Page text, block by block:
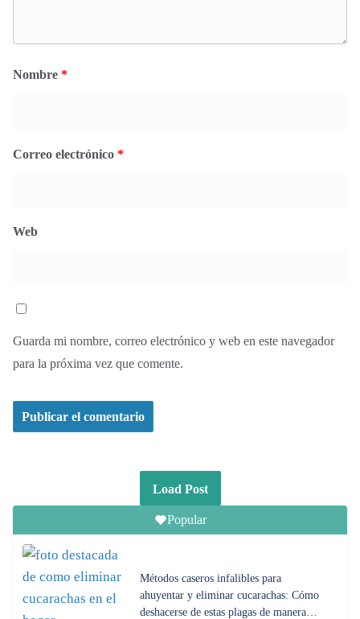
Nombre *
Correo electrónico *
Web
Guarda mi nombre, correo electrónico y web en este navegador
para la próxima vez que comente.
Load Post
Popular
Métodos caseros infalibles para
ahuyentar y eliminar cucarachas: Cómo
deshacerse de estas plagas de manera…